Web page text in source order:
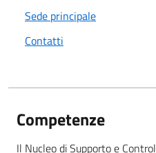
Sede principale
Contatti
Competenze
Il Nucleo di Supporto e